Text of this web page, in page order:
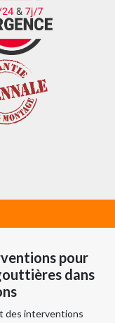
pour
dans
des interventions